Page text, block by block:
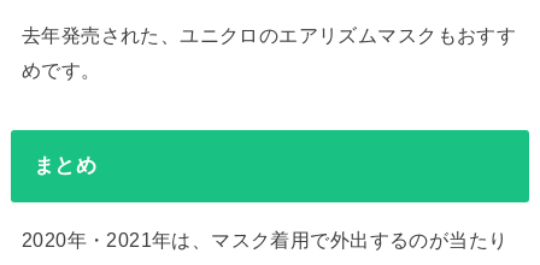
去年発売された、ユニクロのエアリズムマスクもおすす
めです。
まとめ
2020年・2021年は、マスク着用で外出するのが当たり